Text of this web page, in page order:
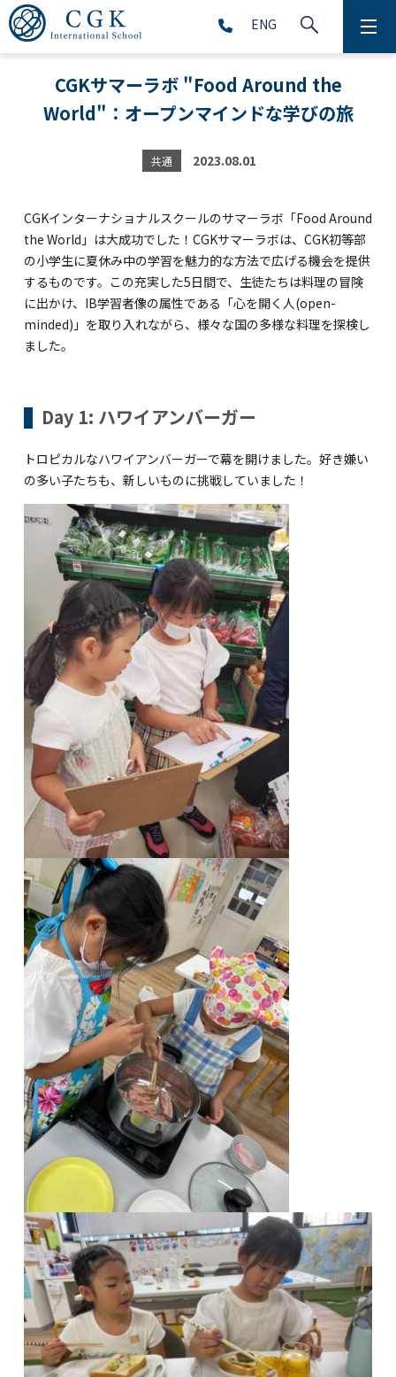
ENG
学校生活
プリスクール (2～5歳児)
中等部 (6～9年生)
高等部 (10～12年生)
お問い合わせ
SCHOOL NEWS
学校経営コンサル
企業情報
採用・求人情報
保育園用物件紹介
横浜市物件情報募集
関内校
TEL(JP): 045-211-4427
TEL(EN): 045-211-4690
馬車道校
TEL(JP): 045-222-6467
TEL(EN): 045-228-9397
CGKサマーラボ "Food Around the
World"：オープンマインドな学びの旅
共通 2023.08.01
CGKインターナショナルスクールのサマーラボ「Food Around
the World」は大成功でした！CGKサマーラボは、CGK初等部
の小学生に夏休み中の学習を魅力的な方法で広げる機会を提供
するものです。この充実した5日間で、生徒たちは料理の冒険
に出かけ、IB学習者像の属性である「心を開く人(open-
minded)」を取り入れながら、様々な国の多様な料理を探検し
ました。
Day 1: ハワイアンバーガー
トロピカルなハワイアンバーガーで幕を開けました。好き嫌い
の多い子たちも、新しいものに挑戦していました！